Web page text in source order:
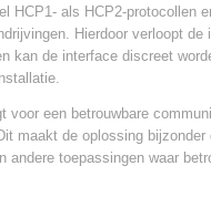
HCP1- als HCP2-protocollen
Hierdoor verloopt de
kan de interface discreet
voor een betrouwbare
maakt de oplossing
andere toepassingen waar